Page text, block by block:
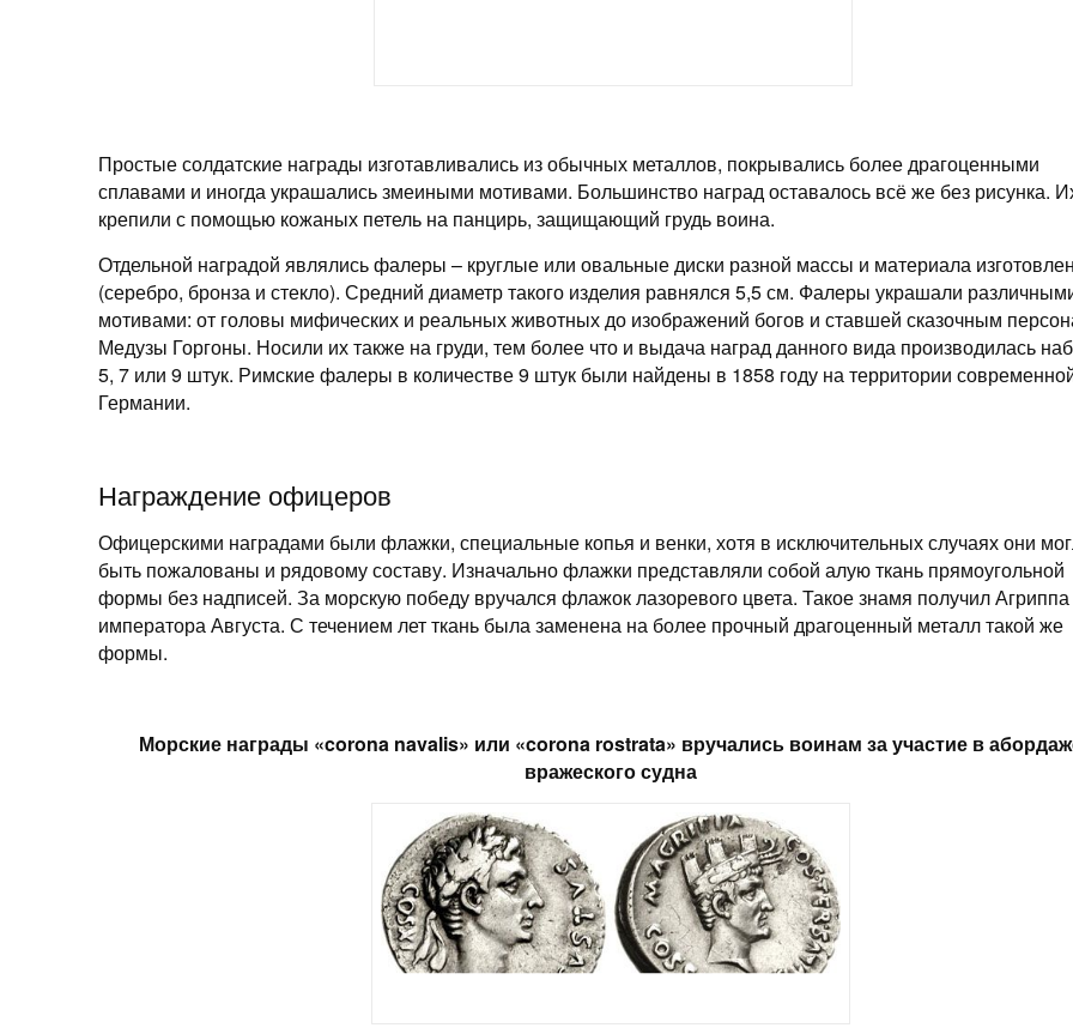
Простые солдатские награды изготавливались из обычных металлов, покрывались более драгоценными
сплавами и иногда украшались змеиными мотивами. Большинство наград оставалось всё же без рисунка.
крепили с помощью кожаных петель на панцирь, защищающий грудь воина.
Отдельной наградой являлись фалеры – круглые или овальные диски разной массы и материала
(серебро, бронза и стекло). Средний диаметр такого изделия равнялся 5,5 см. Фалеры украшали
мотивами: от головы мифических и реальных животных до изображений богов и ставшей сказочным
Медузы Горгоны. Носили их также на груди, тем более что и выдача наград данного вида производилась
5, 7 или 9 штук. Римские фалеры в количестве 9 штук были найдены в 1858 году на территории
Германии.
Награждение офицеров
Офицерскими наградами были флажки, специальные копья и венки, хотя в исключительных случаях они
быть пожалованы и рядовому составу. Изначально флажки представляли собой алую ткань прямоугольной
формы без надписей. За морскую победу вручался флажок лазоревого цвета. Такое знамя получил Агриппа
императора Августа. С течением лет ткань была заменена на более прочный драгоценный металл такой же
формы.
Морские награды «corona navalis» или «corona rostrata» вручались воинам за участие в
вражеского судна